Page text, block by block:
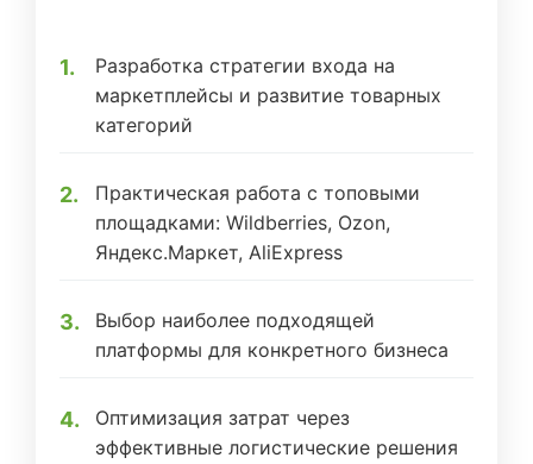
Разработка стратегии входа на
маркетплейсы и развитие товарных
категорий
Практическая работа с топовыми
площадками: Wildberries, Ozon,
Яндекс.Маркет, AliExpress
Выбор наиболее подходящей
платформы для конкретного бизнеса
Оптимизация затрат через
эффективные логистические решения